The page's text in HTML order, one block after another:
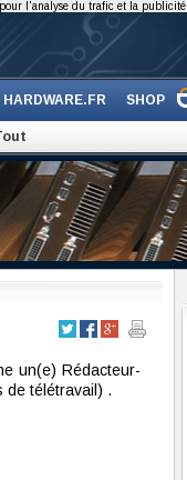
HARDWARE.FR SHOP
un(e) Rédacteur-
de télétravail) .
l'analyse du trafic et la publicité